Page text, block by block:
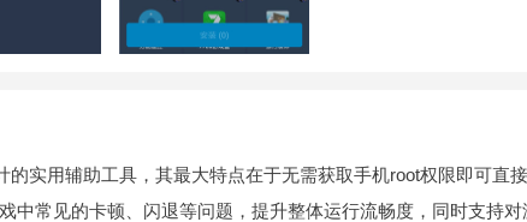
的实用辅助工具，其最大特点在于无需获取手机root权限即可直
中常见的卡顿、闪退等问题，提升整体运行流畅度，同时支持